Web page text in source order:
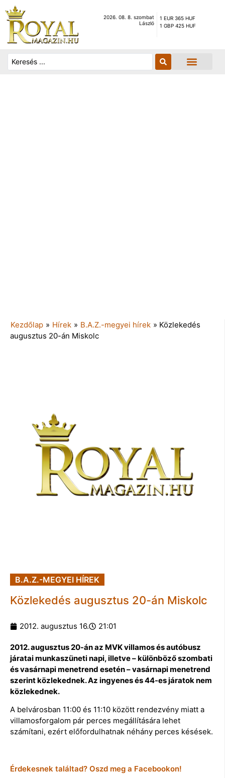
2026. 08. 8. szombat
László
1 EUR 365 HUF
1 GBP 425 HUF
Kezdőlap » Hírek » B.A.Z.-megyei hírek » Közlekedés
augusztus 20-án Miskolc
B.A.Z.-MEGYEI HÍREK
Közlekedés augusztus 20-án Miskolc
2012. augusztus 16. 21:01
2012. augusztus 20-án az MVK villamos és autóbusz
járatai munkaszüneti napi, illetve – különböző szombati
és vasárnapi menetrend esetén – vasárnapi menetrend
szerint közlekednek. Az ingyenes és 44-es járatok nem
közlekednek.
A belvárosban 11:00 és 11:10 között rendezvény miatt a
villamosforgalom pár perces megállítására lehet
számítani, ezért előfordulhatnak néhány perces késések.
Érdekesnek találtad? Oszd meg a Facebookon!